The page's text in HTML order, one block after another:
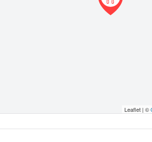
Leaflet | ©